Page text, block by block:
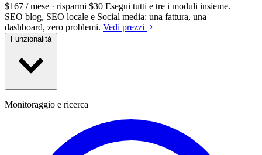
$167 / mese · risparmi $30 Esegui tutti e tre i moduli insieme.
SEO blog, SEO locale e Social media: una fattura, una
dashboard, zero problemi. Vedi prezzi
Monitoraggio e ricerca